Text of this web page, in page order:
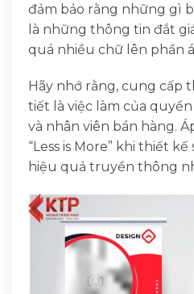
đảm bảo rằng những gì
là những thông tin đắt
quá nhiều chữ lên phần
Hãy nhớ rằng, cung cấp
tiết là việc làm của
và nhân viên bán hàng.
“Less is More” khi thiết
hiệu quả truyền thông